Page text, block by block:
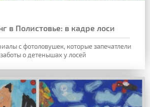
в Полистовье: в кадре лоси
с фотоловушек, которые запечатлели
о детенышах у лосей